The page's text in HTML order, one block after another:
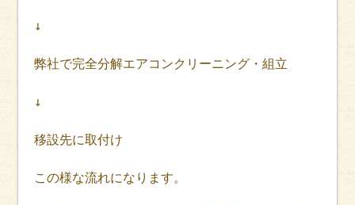
↓
弊社で完全分解エアコンクリーニング・組立
↓
移設先に取付け
この様な流れになります。